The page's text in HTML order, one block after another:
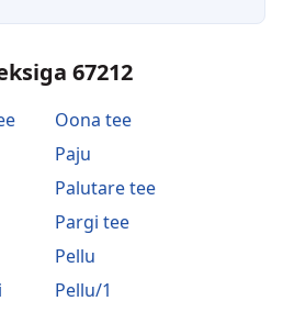
67212
Oona tee
Paju
Palutare tee
Pargi tee
Pellu
Pellu/1